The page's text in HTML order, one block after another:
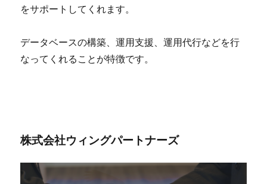
をサポートしてくれます。
データベースの構築、運用支援、運用代行などを行
なってくれることが特徴です。
株式会社ウィングパートナーズ